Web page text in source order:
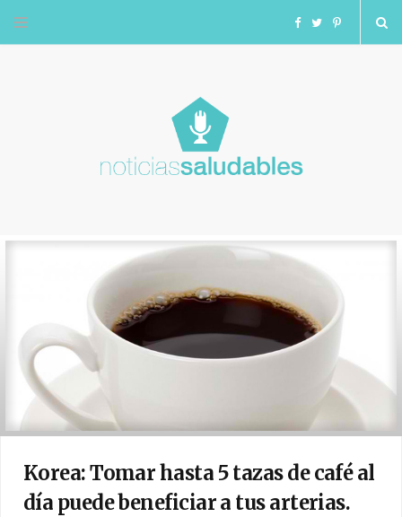
F
k
T I
Korea: Tomar hasta 5 tazas de café al
día puede beneficiar a tus arterias.